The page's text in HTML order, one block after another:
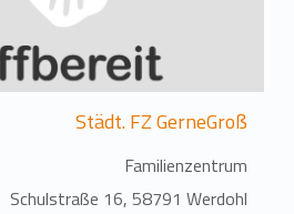
Städt. FZ GerneGroß
Familienzentrum
Schulstraße 16, 58791 Werdohl